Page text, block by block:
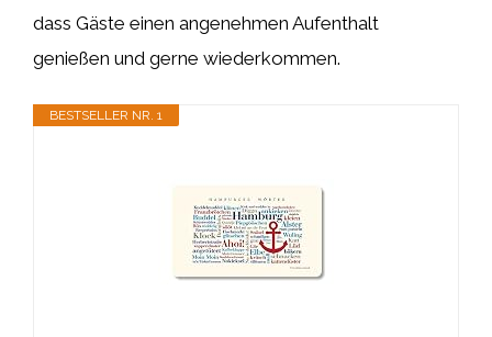
dass Gäste einen angenehmen Aufenthalt
genießen und gerne wiederkommen.
BESTSELLER NR. 1